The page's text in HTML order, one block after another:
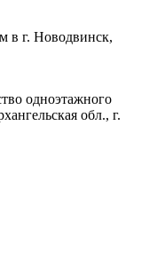
в г. Новодвинск,
одноэтажного
обл., г.